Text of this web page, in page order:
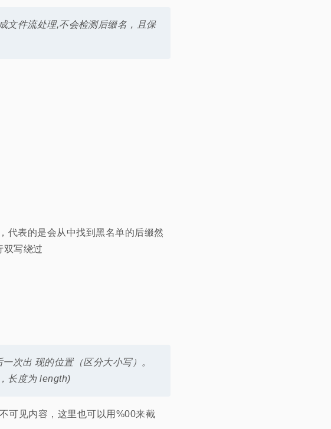
文件流处理,不会检测后缀名，且保
代表的是会从中找到黑名单的后缀然
双写绕过
次出 现的位置（区分大小写）。
长度为 length)
可见内容，这里也可以用%00来截